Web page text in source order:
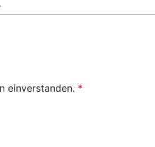
einverstanden. *